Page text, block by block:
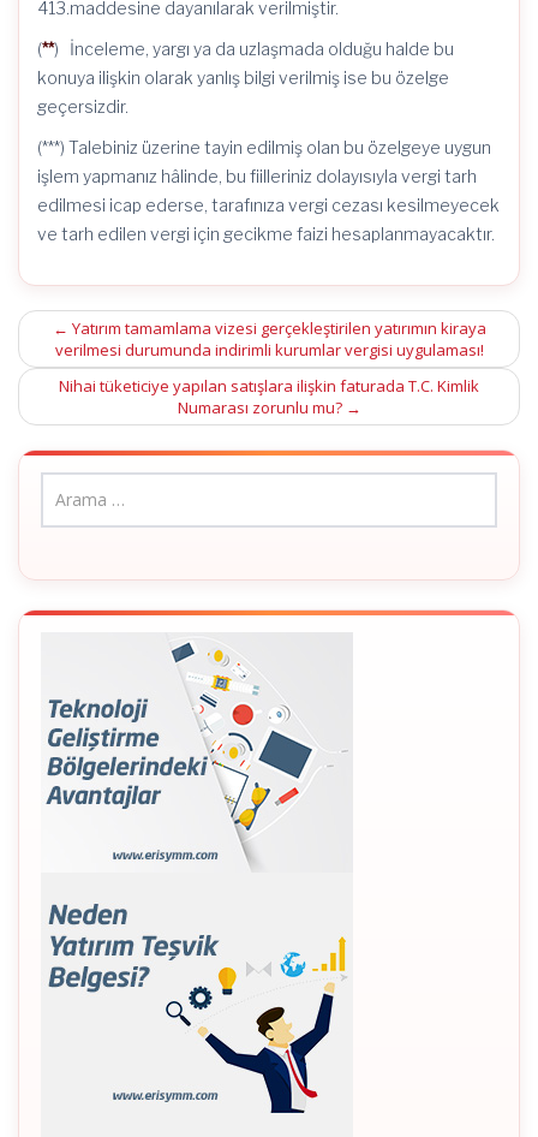
413.maddesine dayanılarak verilmiştir.
(**) İnceleme, yargı ya da uzlaşmada olduğu halde bu
konuya ilişkin olarak yanlış bilgi verilmiş ise bu özelge
geçersizdir.
(***) Talebiniz üzerine tayin edilmiş olan bu özelgeye uygun
işlem yapmanız hâlinde, bu fiilleriniz dolayısıyla vergi tarh
edilmesi icap ederse, tarafınıza vergi cezası kesilmeyecek
ve tarh edilen vergi için gecikme faizi hesaplanmayacaktır.
Post
navigation
← Yatırım tamamlama vizesi gerçekleştirilen yatırımın kiraya
verilmesi durumunda indirimli kurumlar vergisi uygulaması!
Nihai tüketiciye yapılan satışlara ilişkin faturada T.C. Kimlik
Numarası zorunlu mu? →